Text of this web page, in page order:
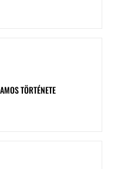
TÖRTÉNETE